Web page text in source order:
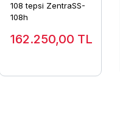
108 tepsi ZentraSS-
108h
162.250,00 TL